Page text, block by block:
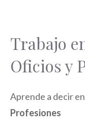
Trabajo
Oficios y
Aprende a decir
Profesiones